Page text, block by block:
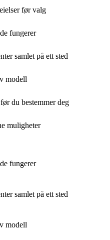
før valg
fungerer
samlet på ett sted
modell
du bestemmer deg
muligheter
fungerer
samlet på ett sted
modell